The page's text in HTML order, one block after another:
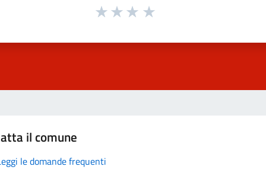
il comune
le domande frequenti